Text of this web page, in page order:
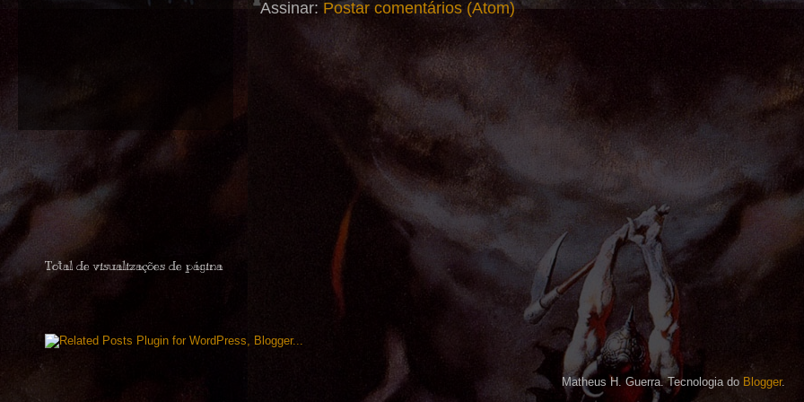
Assinar: Postar comentários (Atom)
Total de visualizações de página
Matheus H. Guerra. Tecnologia do Blogger.